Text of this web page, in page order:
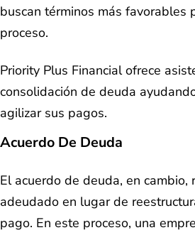
buscan términos más favorables
proceso.
Priority Plus Financial ofrece
consolidación de deuda
agilizar sus pagos.
Acuerdo De Deuda
El acuerdo de deuda, en
adeudado en lugar de
pago. En este proceso, una